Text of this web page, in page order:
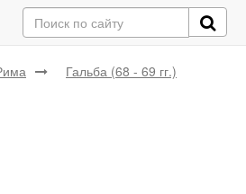
Гальба (68 - 69 гг.)